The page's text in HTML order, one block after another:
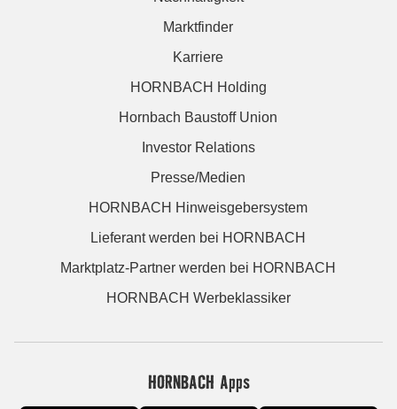
Marktfinder
Karriere
HORNBACH Holding
Hornbach Baustoff Union
Investor Relations
Presse/Medien
HORNBACH Hinweisgebersystem
Lieferant werden bei HORNBACH
Marktplatz-Partner werden bei HORNBACH
HORNBACH Werbeklassiker
HORNBACH Apps